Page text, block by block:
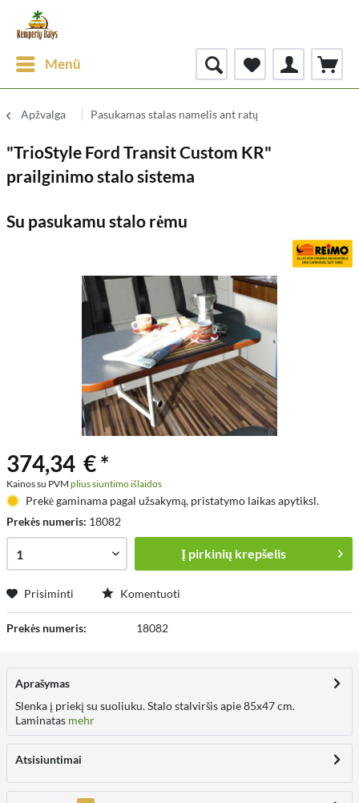
Menü
Apžvalga Pasukamas stalas namelis ant ratų
"TrioStyle Ford Transit Custom KR"
prailginimo stalo sistema
Su pasukamu stalo rėmu
374,34 € *
Kainos su PVM plius siuntimo išlaidos
Prekė gaminama pagal užsakymą, pristatymo laikas apytiksl.
Prekės numeris: 18082
Į pirkinių krepšelis
Prisiminti Komentuoti
Prekės numeris: 18082
Aprašymas
Slenka į priekį su suoliuku. Stalo stalviršis apie 85x47 cm.
Laminatas mehr
Atsisiuntimai